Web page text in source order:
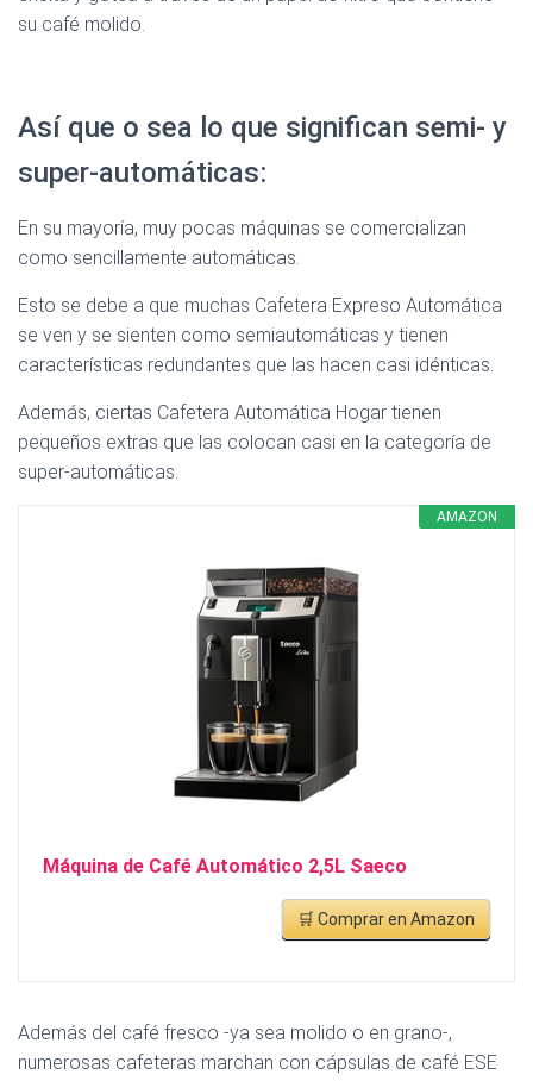
su café molido.
Así que o sea lo que significan semi- y
super-automáticas:
En su mayoría, muy pocas máquinas se comercializan
como sencillamente automáticas.
Esto se debe a que muchas Cafetera Expreso Automática
se ven y se sienten como semiautomáticas y tienen
características redundantes que las hacen casi idénticas.
Además, ciertas Cafetera Automática Hogar tienen
pequeños extras que las colocan casi en la categoría de
super-automáticas.
AMAZON
Máquina de Café Automático 2,5L Saeco
🛒 Comprar en Amazon
Además del café fresco -ya sea molido o en grano-,
numerosas cafeteras marchan con cápsulas de café ESE